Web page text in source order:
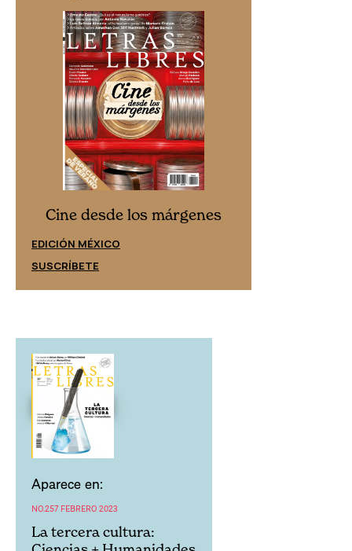
Cine desde los márgenes
EDICIÓN MÉXICO
SUSCRÍBETE
Aparece en:
NO.257 FEBRERO 2023
La tercera cultura: